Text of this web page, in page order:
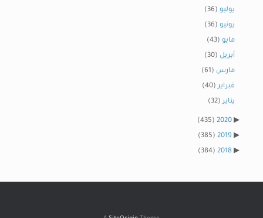
يوليو (36)
يونيو (36)
مايو (43)
أبريل (30)
مارس (61)
فبراير(40)
يناير(32)
2020
(435)
2019
(385)
2018
(384)